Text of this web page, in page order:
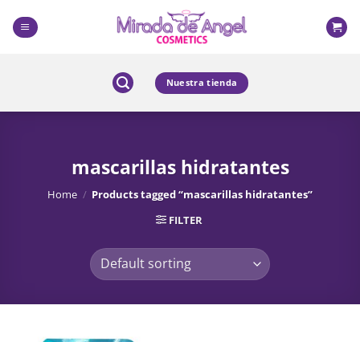
content
Nuestra tienda
mascarillas hidratantes
Home / Products tagged “mascarillas hidratantes”
FILTER